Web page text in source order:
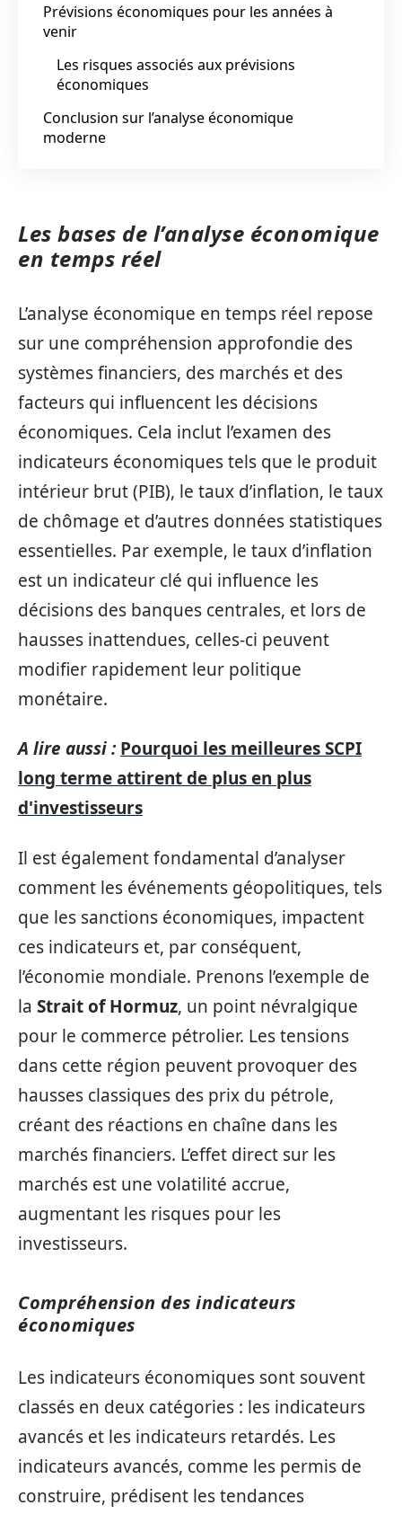
Prévisions économiques pour les années à
venir
Les risques associés aux prévisions
économiques
Conclusion sur l’analyse économique
moderne
Les bases de l’analyse économique
en temps réel
L’analyse économique en temps réel repose
sur une compréhension approfondie des
systèmes financiers, des marchés et des
facteurs qui influencent les décisions
économiques. Cela inclut l’examen des
indicateurs économiques tels que le produit
intérieur brut (PIB), le taux d’inflation, le taux
de chômage et d’autres données statistiques
essentielles. Par exemple, le taux d’inflation
est un indicateur clé qui influence les
décisions des banques centrales, et lors de
hausses inattendues, celles-ci peuvent
modifier rapidement leur politique
monétaire.
A lire aussi : Pourquoi les meilleures SCPI
long terme attirent de plus en plus
d'investisseurs
Il est également fondamental d’analyser
comment les événements géopolitiques, tels
que les sanctions économiques, impactent
ces indicateurs et, par conséquent,
l’économie mondiale. Prenons l’exemple de
la Strait of Hormuz, un point névralgique
pour le commerce pétrolier. Les tensions
dans cette région peuvent provoquer des
hausses classiques des prix du pétrole,
créant des réactions en chaîne dans les
marchés financiers. L’effet direct sur les
marchés est une volatilité accrue,
augmentant les risques pour les
investisseurs.
Compréhension des indicateurs
économiques
Les indicateurs économiques sont souvent
classés en deux catégories : les indicateurs
avancés et les indicateurs retardés. Les
indicateurs avancés, comme les permis de
construire, prédisent les tendances